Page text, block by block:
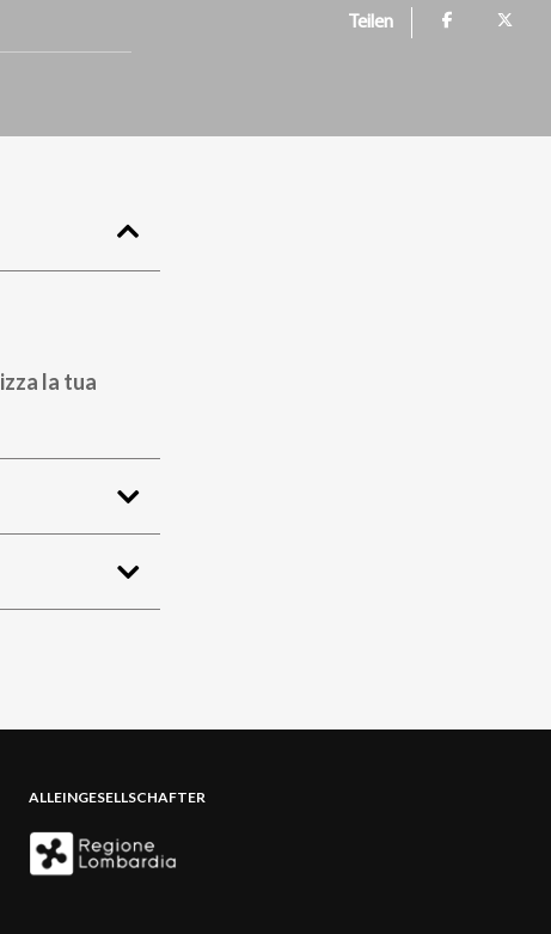
Teilen
la tua
ALLEINGESELLSCHAFTER